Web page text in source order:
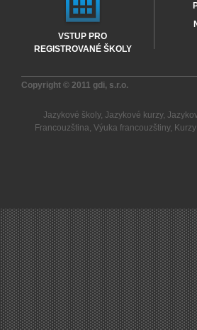
VSTUP PRO
REGISTROVANÉ ŠKOLY
Copyright © 2011 gdi, s.r.o.
Jazykové školy, Jazykové kurzy,
Francouzština, Výuka francouzštiny,